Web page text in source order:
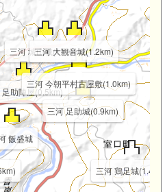
飯盛城
足助陣屋(0.5km)
三河 足助城(0.9km)
三河 今朝平村古屋敷(1.0km)
三河 城山城(1.1km)
三河 大観音城(1.2km)
三河 鶏足城